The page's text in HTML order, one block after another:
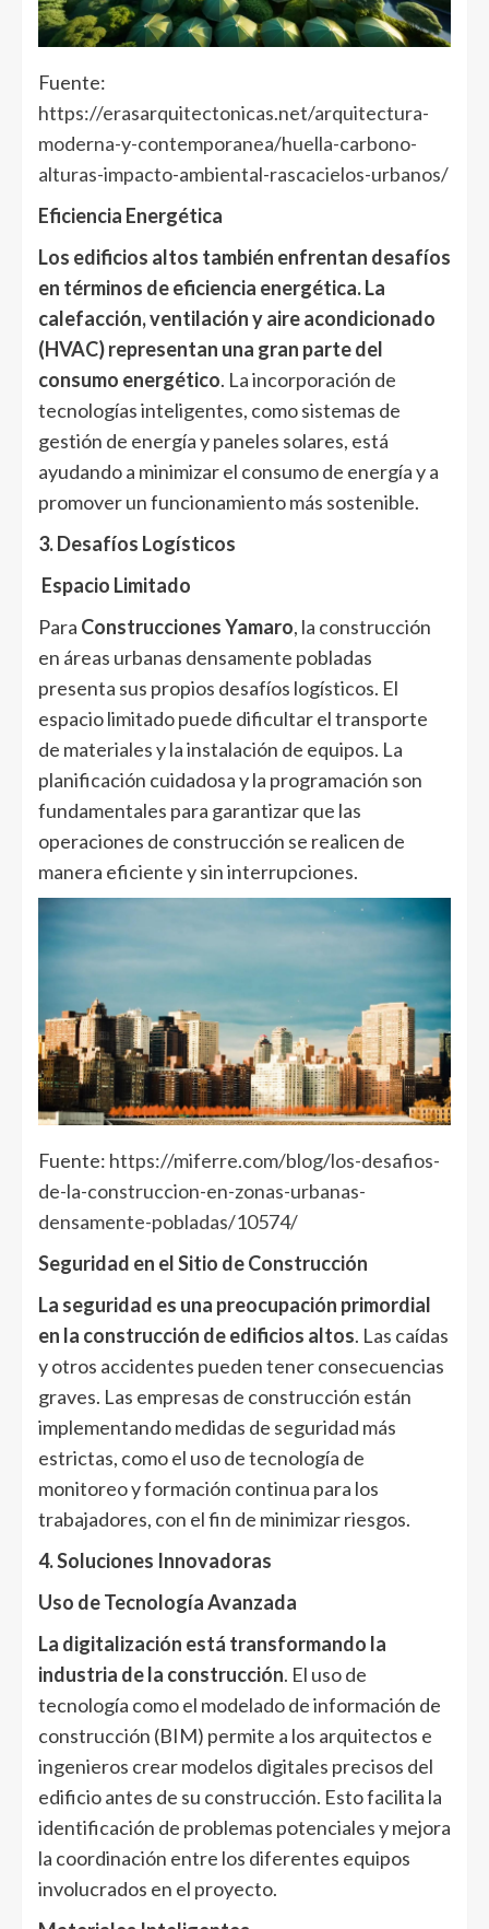
Fuente:
https://erasarquitectonicas.net/arquitectura-
moderna-y-contemporanea/huella-carbono-
alturas-impacto-ambiental-rascacielos-urbanos/
Eficiencia Energética
Los edificios altos también enfrentan desafíos
en términos de eficiencia energética. La
calefacción, ventilación y aire acondicionado
(HVAC) representan una gran parte del
consumo energético. La incorporación de
tecnologías inteligentes, como sistemas de
gestión de energía y paneles solares, está
ayudando a minimizar el consumo de energía y a
promover un funcionamiento más sostenible.
3. Desafíos Logísticos
Espacio Limitado
Para Construcciones Yamaro, la construcción
en áreas urbanas densamente pobladas
presenta sus propios desafíos logísticos. El
espacio limitado puede dificultar el transporte
de materiales y la instalación de equipos. La
planificación cuidadosa y la programación son
fundamentales para garantizar que las
operaciones de construcción se realicen de
manera eficiente y sin interrupciones.
Fuente: https://miferre.com/blog/los-desafios-
de-la-construccion-en-zonas-urbanas-
densamente-pobladas/10574/
Seguridad en el Sitio de Construcción
La seguridad es una preocupación primordial
en la construcción de edificios altos. Las caídas
y otros accidentes pueden tener consecuencias
graves. Las empresas de construcción están
implementando medidas de seguridad más
estrictas, como el uso de tecnología de
monitoreo y formación continua para los
trabajadores, con el fin de minimizar riesgos.
4. Soluciones Innovadoras
Uso de Tecnología Avanzada
La digitalización está transformando la
industria de la construcción. El uso de
tecnología como el modelado de información de
construcción (BIM) permite a los arquitectos e
ingenieros crear modelos digitales precisos del
edificio antes de su construcción. Esto facilita la
identificación de problemas potenciales y mejora
la coordinación entre los diferentes equipos
involucrados en el proyecto.